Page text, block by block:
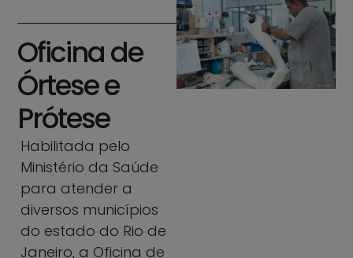
Oficina de
Órtese e
Prótese
Habilitada pelo
Ministério da Saúde
para atender a
diversos municípios
do estado do Rio de
Janeiro, a Oficina de